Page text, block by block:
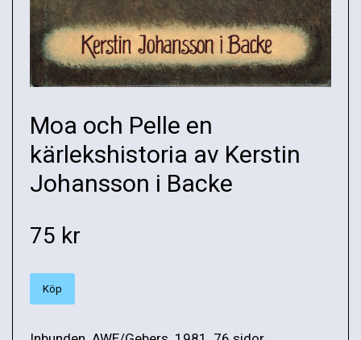
Moa och Pelle en
kärlekshistoria av Kerstin
Johansson i Backe
75 kr
Köp